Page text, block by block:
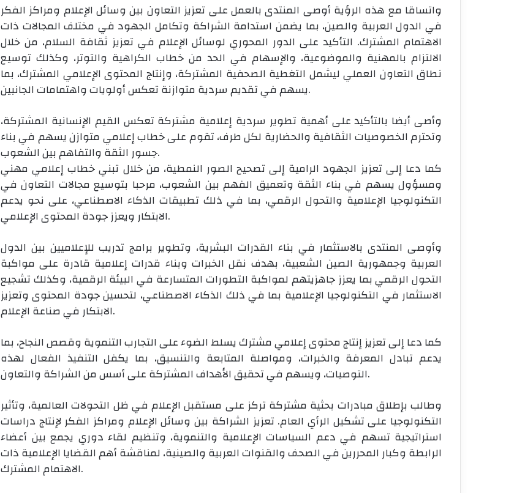
واتساقا مع هذه الرؤية أوصى المنتدى بالعمل على تعزيز التعاون بين وسائل الإعلام ومراكز الفكر
في الدول العربية والصين، بما يضمن استدامة الشراكة وتكامل الجهود في مختلف المجالات ذات
الاهتمام المشترك. التأكيد على الدور المحوري لوسائل الإعلام في تعزيز ثقافة السلام، من خلال
الالتزام بالمهنية والموضوعية، والإسهام في الحد من خطاب الكراهية والتوتر، وكذلك توسيع
نطاق التعاون العملي ليشمل التغطية الصحفية المشتركة، وإنتاج المحتوى الإعلامي المشترك، بما
يسهم في تقديم سردية متوازنة تعكس أولويات واهتمامات الجانبين.
وأصى أيضا بالتأكيد على أهمية تطوير سردية إعلامية مشتركة تعكس القيم الإنسانية المشتركة،
وتحترم الخصوصيات الثقافية والحضارية لكل طرف، تقوم على خطاب إعلامي متوازن يسهم في بناء
جسور الثقة والتفاهم بين الشعوب.
كما دعا إلى تعزيز الجهود الرامية إلى تصحيح الصور النمطية، من خلال تبني خطاب إعلامي مهني
ومسؤول يسهم في بناء الثقة وتعميق الفهم بين الشعوب، مرحبا بتوسيع مجالات التعاون في
التكنولوجيا الإعلامية والتحول الرقمي، بما في ذلك تطبيقات الذكاء الاصطناعي، على نحو يدعم
الابتكار ويعزز جودة المحتوى الإعلامي.
وأوصى المنتدى بالاستثمار في بناء القدرات البشرية، وتطوير برامج تدريب للإعلاميين بين الدول
العربية وجمهورية الصين الشعبية، بهدف نقل الخبرات وبناء قدرات إعلامية قادرة على مواكبة
التحول الرقمي بما يعزز جاهزيتهم لمواكبة التطورات المتسارعة في البيئة الرقمية، وكذلك تشجيع
الاستثمار في التكنولوجيا الإعلامية بما في ذلك الذكاء الاصطناعي، لتحسين جودة المحتوى وتعزيز
الابتكار في صناعة الإعلام.
كما دعا إلى تعزيز إنتاج محتوى إعلامي مشترك يسلط الضوء على التجارب التنموية وقصص النجاح، بما
يدعم تبادل المعرفة والخبرات، ومواصلة المتابعة والتنسيق، بما يكفل التنفيذ الفعال لهذه
التوصيات، ويسهم في تحقيق الأهداف المشتركة على أسس من الشراكة والتعاون.
وطالب بإطلاق مبادرات بحثية مشتركة تركز على مستقبل الإعلام في ظل التحولات العالمية، وتأثير
التكنولوجيا على تشكيل الرأي العام. تعزيز الشراكة بين وسائل الإعلام ومراكز الفكر لإنتاج دراسات
استراتيجية تسهم في دعم السياسات الإعلامية والتنموية، وتنظيم لقاء دوري يجمع بين أعضاء
الرابطة وكبار المحررين في الصحف والقنوات العربية والصينية، لمناقشة أهم القضايا الإعلامية ذات
الاهتمام المشترك.